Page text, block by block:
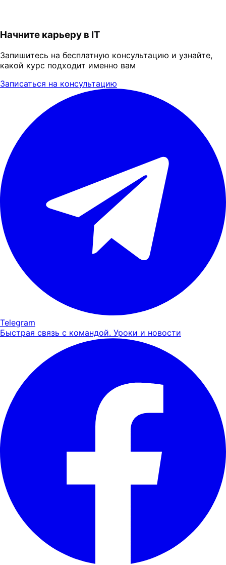
Начните карьеру в IT
Запишитесь на бесплатную консультацию и узнайте,
какой курс подходит именно вам
Записаться на консультацию
Telegram
Быстрая связь с командой. Уроки и новости